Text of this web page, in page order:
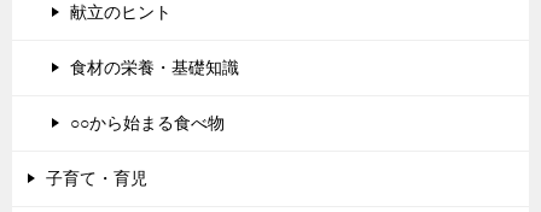
献立のヒント
食材の栄養・基礎知識
○○から始まる食べ物
子育て・育児